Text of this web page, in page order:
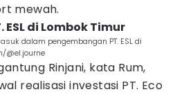
mewah.
ESL di Lombok Timur
dalam pengembangan PT. ESL di
@el.journe
Rinjani, kata Rum,
realisasi investasi PT. Eco